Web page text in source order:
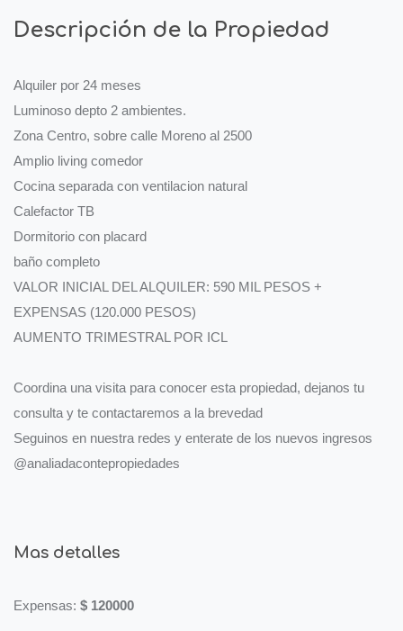
Descripción de la Propiedad
Alquiler por 24 meses
Luminoso depto 2 ambientes.
Zona Centro, sobre calle Moreno al 2500
Amplio living comedor
Cocina separada con ventilacion natural
Calefactor TB
Dormitorio con placard
baño completo
VALOR INICIAL DEL ALQUILER: 590 MIL PESOS +
EXPENSAS (120.000 PESOS)
AUMENTO TRIMESTRAL POR ICL
Coordina una visita para conocer esta propiedad, dejanos tu
consulta y te contactaremos a la brevedad
Seguinos en nuestra redes y enterate de los nuevos ingresos
@analiadacontepropiedades
Mas detalles
Expensas: $ 120000